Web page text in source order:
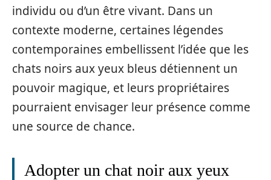
individu ou d’un être vivant. Dans un
contexte moderne, certaines légendes
contemporaines embellissent l’idée que les
chats noirs aux yeux bleus détiennent un
pouvoir magique, et leurs propriétaires
pourraient envisager leur présence comme
une source de chance.
Adopter un chat noir aux yeux